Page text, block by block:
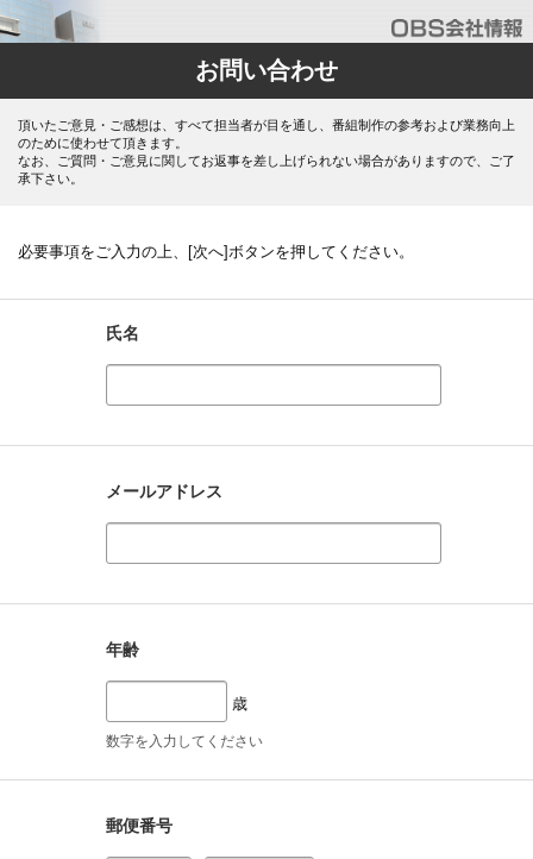
お問い合わせ
頂いたご意見・ご感想は、すべて担当者が目を通し、番組制作の参考および業務向上
のために使わせて頂きます。
なお、ご質問・ご意見に関してお返事を差し上げられない場合がありますので、ご了
承下さい。
必要事項をご入力の上、[次へ]ボタンを押してください。
氏名
メールアドレス
年齢
歳
数字を入力してください
郵便番号